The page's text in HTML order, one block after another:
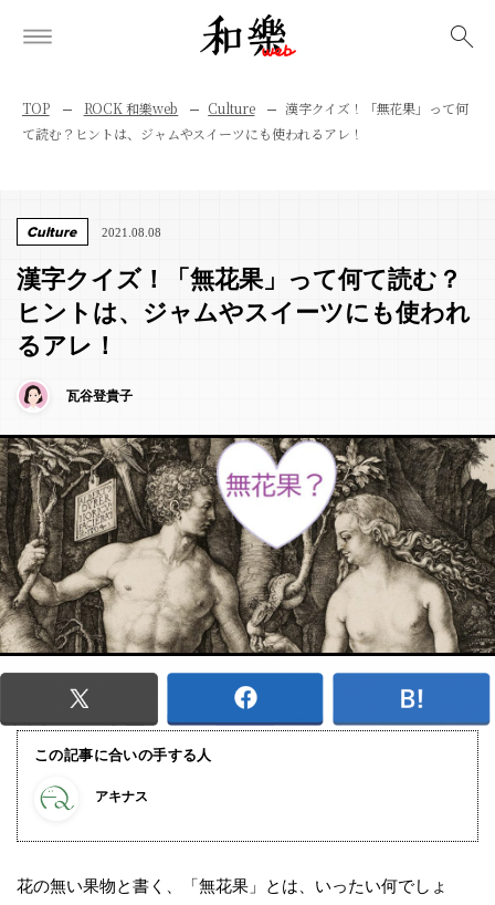
TOP ROCK 和樂web Culture
漢字クイズ！「無花果」って何
て読む？ヒントは、ジャムやスイーツにも使われるアレ！
Culture 2021.08.08
漢字クイズ！「無花果」って何て読む？
ヒントは、ジャムやスイーツにも使われ
るアレ！
瓦谷登貴子
この記事に合いの手する人
アキナス
花の無い果物と書く、「無花果」とは、いったい何でしょ